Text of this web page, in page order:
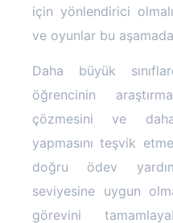
için yönlendirici
ve oyunlar bu
Daha büyük
öğrencinin
çözmesini ve daha
yapmasını teşvik
doğru ödev
seviyesine uygun
görevini